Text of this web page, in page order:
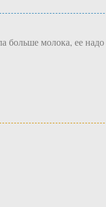
больше молока, ее надо